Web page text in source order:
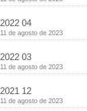
2022 04
11 de agosto de 2023
2022 03
11 de agosto de 2023
2021 12
11 de agosto de 2023